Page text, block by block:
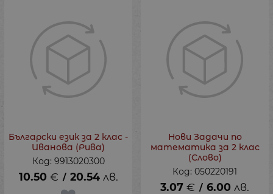
Български език за 2 клас -
Иванова (Рива)
Код: 9913020300
10.50 € / 20.54 лв.
Нови Задачи по
математика за 2 клас
(Слово)
Код: 050220191
3.07 € / 6.00 лв.